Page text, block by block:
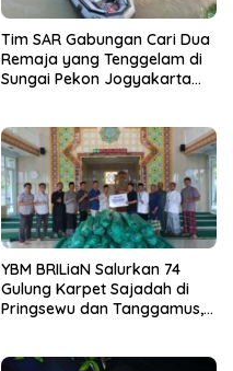
Tim SAR Gabungan Cari Dua
Remaja yang Tenggelam di
Sungai Pekon Jogyakarta
YBM BRILiaN Salurkan 74
Gulung Karpet Sajadah di
Pringsewu dan Tanggamus,